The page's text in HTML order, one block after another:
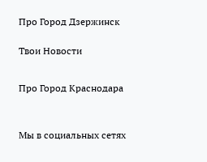
Про Город Дзержинск
Твои Новости
Про Город Краснодара
Мы в социальных сетях